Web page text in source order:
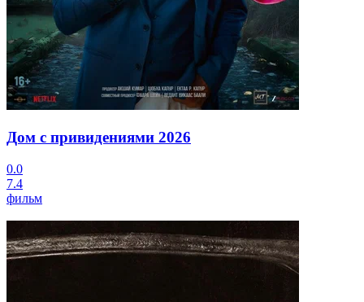
Дом с привидениями 2026
0.0
7.4
фильм